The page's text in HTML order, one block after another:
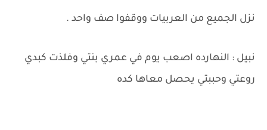
نزل الجميع من العربيات ووقفوا صف واحد .
نبيل : النهارده اصعب يوم في عمري بنتي وفلذت كبدي
روعتي وحببتي يحصل معاها كده